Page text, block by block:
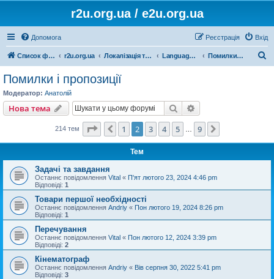
r2u.org.ua / e2u.org.ua
Допомога Вхід
Реєстрація
Список форумів r2u.org.ua Локалізація та програмні засоби LanguageTool Помилки і пропозиції
Помилки і пропозиції
Модератор: Анатолій
Нова тема Пошук
214 тем Сторінка 2з 9
Поперед.
1 2 3 4 5 9
Тем
Задачі та завдання
Останнє повідомлення Vital « П'ят лютого 23, 2024 4:46 pm
Відповіді: 1
Товари першої необхідності
Останнє повідомлення Andriy « Пон лютого 19, 2024 8:26 pm
Відповіді: 1
Перечування
Останнє повідомлення Vital « Пон лютого 12, 2024 3:39 pm
Відповіді: 2
Кінематограф
Останнє повідомлення Andriy « Вів серпня 30, 2022 5:41 pm
Відповіді: 3